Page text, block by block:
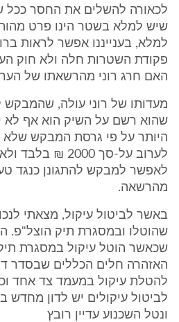
לכאורה להשלים את החסר ככל
שיש למלא בשטר הינו פרט
למלא, בענייננו אפשר לראות
פקודת השטרות חלה ולא חוק
האם חרג רוני מהרשאתו של
מעדותו של רוני עולה,
שהוא רשם על השיק הוא אף לא
היותר על פי גרסת המבקש שלא
לאפשר למבקש להתגונן כנגד
מהרשאה.
באשר לביטול עיקול, מצאתי
שהוטלו ובמסגרת תיק הוצל"פ.
שכאשר הוטל עיקול במסגרת
האזהרה חלים הכללים שבסדר
להטלת עיקול במעמד צד אחד
לביטול עיקולים יש לדון
ונטל השכנוע עדיין רובץ